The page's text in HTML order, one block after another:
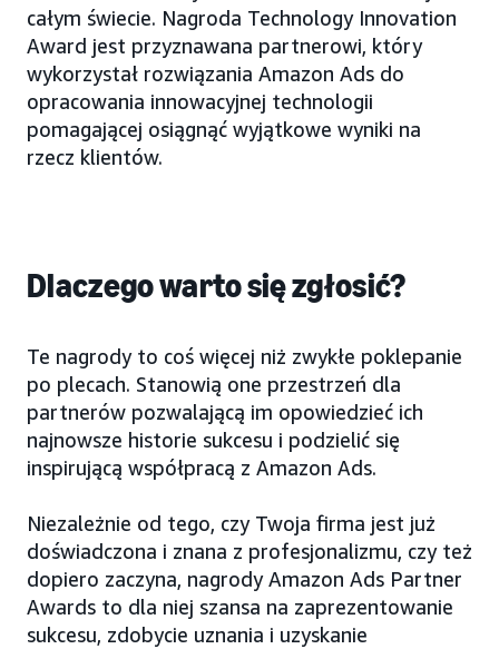
całym świecie. Nagroda Technology Innovation
Award jest przyznawana partnerowi, który
wykorzystał rozwiązania Amazon Ads do
opracowania innowacyjnej technologii
pomagającej osiągnąć wyjątkowe wyniki na
rzecz klientów.
Dlaczego warto się zgłosić?
Te nagrody to coś więcej niż zwykłe poklepanie
po plecach. Stanowią one przestrzeń dla
partnerów pozwalającą im opowiedzieć ich
najnowsze historie sukcesu i podzielić się
inspirującą współpracą z Amazon Ads.
Niezależnie od tego, czy Twoja firma jest już
doświadczona i znana z profesjonalizmu, czy też
dopiero zaczyna, nagrody Amazon Ads Partner
Awards to dla niej szansa na zaprezentowanie
sukcesu, zdobycie uznania i uzyskanie